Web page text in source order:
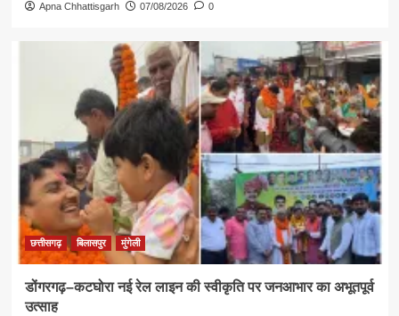
Apna Chhattisgarh 07/08/2026 0
छत्तीसगढ़ बिलासपुर मुंगेली
डोंगरगढ़–कटघोरा नई रेल लाइन की स्वीकृति पर जनआभार का अभूतपूर्व
उत्साह